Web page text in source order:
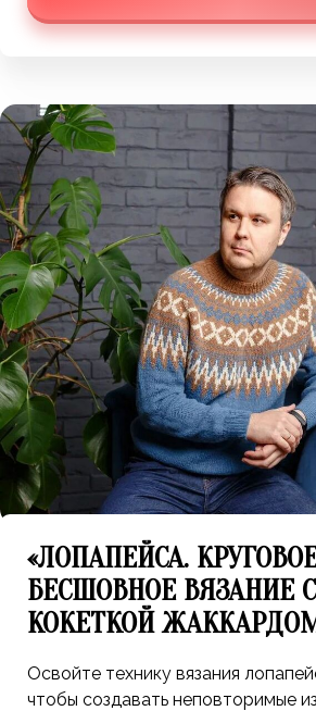
«ЛОПАПЕЙСА.
БЕСШОВНОЕ ВЯЗАНИЕ
КОКЕТКОЙ
Освойте технику вязания
чтобы создавать неповторимые